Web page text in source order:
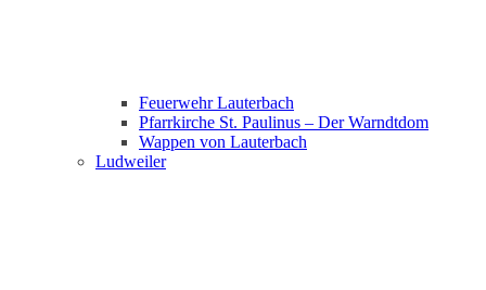
Feuerwehr Lauterbach
Pfarrkirche St. Paulinus – Der Warndtdom
Wappen von Lauterbach
Ludweiler